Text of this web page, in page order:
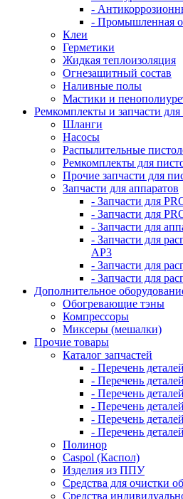
-
- Промышленная
Клеи
Герметики
Жидкая теплоизоляция
Огнезащитный состав
Наливные полы
Мастики и
Ремкомплекты и запчасти для
Шланги
Насосы
Распылительные
Ремкомплекты для
Прочие запчасти для
Запчасти для аппаратов
- Запчасти для
- Запчасти для
- Запчасти для
- Запчасти для
AP3
- Запчасти для
- Запчасти для
Дополнительное
Обогревающие тэны
Компрессоры
Миксеры (мешалки)
Прочие товары
Каталог запчастей
- Перечень
- Перечень
- Перечень
- Перечень
- Перечень
- Перечень
Полинор
Caspol (Каспол)
Изделия из ППУ
Средства для очистки
Средства